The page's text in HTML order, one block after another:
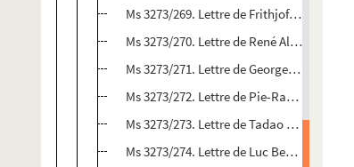
Ms 3273/269. Lettre de Frithjof Schuon
Ms 3273/270. Lettre de René Alleau
Ms 3273/271. Lettre de Georges Mathieu
Ms 3273/272. Lettre de Pie-Raymond
Ms 3273/273. Lettre de Tadao Arita
Ms 3273/274. Lettre de Luc Benoist à